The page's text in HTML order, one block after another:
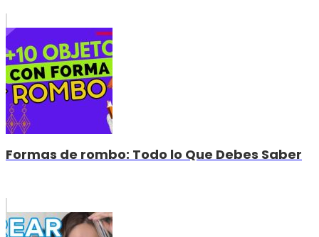
Formas de rombo: Todo lo Que Debes Saber